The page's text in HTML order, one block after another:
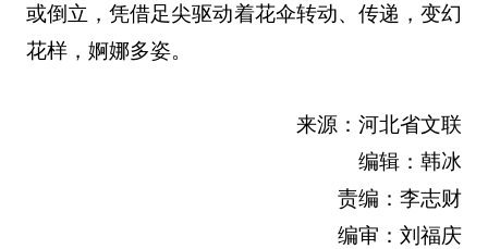
或倒立，凭借足尖驱动着花伞转动、传递，变幻
花样，婀娜多姿。
来源：河北省文联
编辑：韩冰
责编：李志财
编审：刘福庆